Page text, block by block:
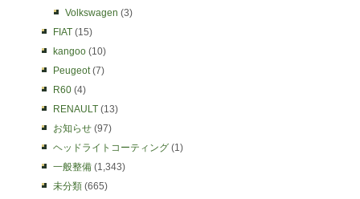
Volkswagen (3)
FIAT (15)
kangoo (10)
Peugeot(7)
R60 (4)
RENAULT (13)
お知らせ (97)
ヘッドライトコーティング (1)
一般整備 (1,343)
未分類 (665)